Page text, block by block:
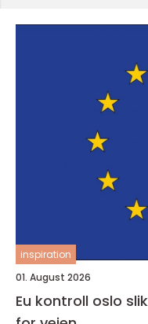
inspiration
01. August 2026
Eu kontroll oslo slik sikrer du at bilen er klar